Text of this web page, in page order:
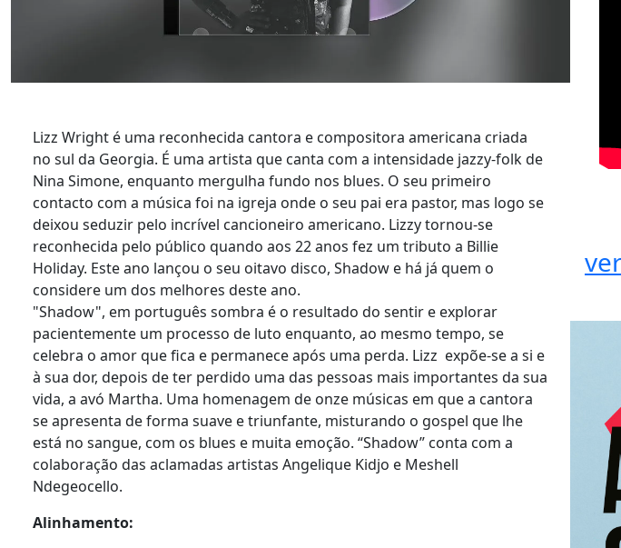
Lizz Wright é uma reconhecida cantora e compositora americana criada
no sul da Georgia. É uma artista que canta com a intensidade jazzy-folk de
Nina Simone, enquanto mergulha fundo nos blues. O seu primeiro
contacto com a música foi na igreja onde o seu pai era pastor, mas logo se
deixou seduzir pelo incrível cancioneiro americano. Lizzy tornou-se
reconhecida pelo público quando aos 22 anos fez um tributo a Billie
Holiday. Este ano lançou o seu oitavo disco, Shadow e há já quem o
considere um dos melhores deste ano.
"Shadow", em português sombra é o resultado do sentir e explorar
pacientemente um processo de luto enquanto, ao mesmo tempo, se
celebra o amor que fica e permanece após uma perda. Lizz expõe-se a si e
à sua dor, depois de ter perdido uma das pessoas mais importantes da sua
vida, a avó Martha. Uma homenagem de onze músicas em que a cantora
se apresenta de forma suave e triunfante, misturando o gospel que lhe
está no sangue, com os blues e muita emoção. “Shadow” conta com a
colaboração das aclamadas artistas Angelique Kidjo e Meshell
Ndegeocello.
Alinhamento: